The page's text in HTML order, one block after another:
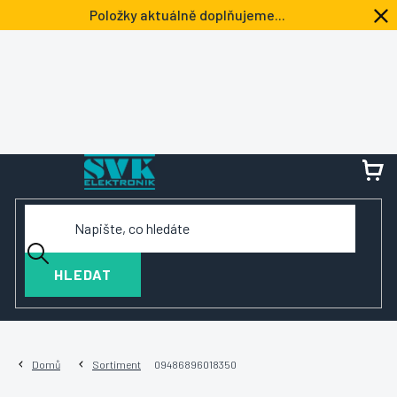
na
Položky aktuálně doplňujeme...
HLEDAT
Domů Sortiment 09486896018350